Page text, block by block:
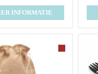
INFORMATIE